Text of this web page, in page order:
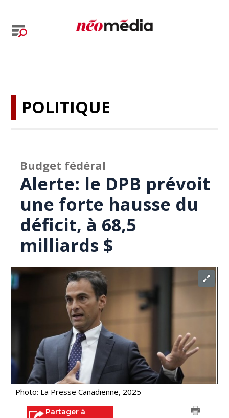
POLITIQUE
Budget fédéral
Alerte: le DPB prévoit
une forte hausse du
déficit, à 68,5
milliards $
Photo: La Presse Canadienne, 2025
Partager à